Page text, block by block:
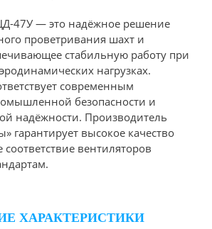
47У — это надёжное решение
проветривания шахт и
стабильную работу при
нагрузках.
современным
безопасности и
надёжности. Производитель
гарантирует высокое качество
вентиляторов
ХАРАКТЕРИСТИКИ